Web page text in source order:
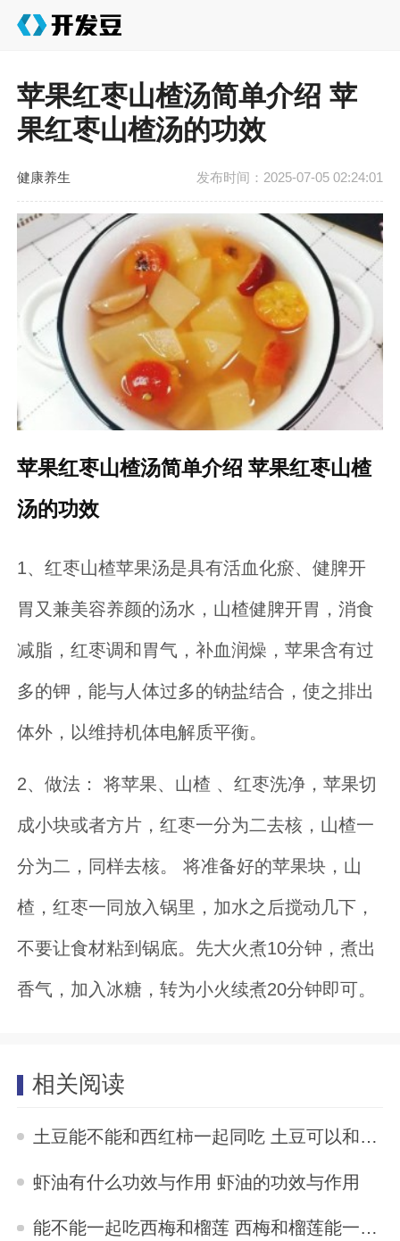
苹果红枣山楂汤简单介绍 苹
果红枣山楂汤的功效
健康养生 发布时间：2025-07-05 02:24:01
苹果红枣山楂汤简单介绍 苹果红枣山楂
汤的功效
1、红枣山楂苹果汤是具有活血化瘀、健脾开
胃又兼美容养颜的汤水，山楂健脾开胃，消食
减脂，红枣调和胃气，补血润燥，苹果含有过
多的钾，能与人体过多的钠盐结合，使之排出
体外，以维持机体电解质平衡。
2、做法： 将苹果、山楂 、红枣洗净，苹果切
成小块或者方片，红枣一分为二去核，山楂一
分为二，同样去核。 将准备好的苹果块，山
楂，红枣一同放入锅里，加水之后搅动几下，
不要让食材粘到锅底。先大火煮10分钟，煮出
香气，加入冰糖，转为小火续煮20分钟即可。
相关阅读
土豆能不能和西红柿一起同吃 土豆可以和西红柿一起吃吗
2025-07-03
虾油有什么功效与作用 虾油的功效与作用
2025-07-03
能不能一起吃西梅和榴莲 西梅和榴莲能一起吃吗